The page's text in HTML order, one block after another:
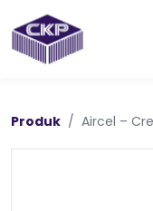
Produk Aircel –